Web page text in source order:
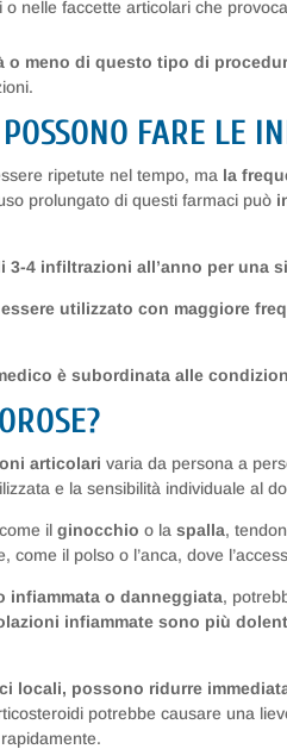
o nelle faccette articolari che
o meno di questo tipo di
FARE LE
ripetute nel tempo, ma la
prolungato di questi farmaci può
3-4 infiltrazioni all’anno per una
utilizzato con maggiore
è subordinata alle
articolari varia da persona a
e la sensibilità individuale al
ilginocchio o laspalla,
come il polso o l’anca, dove
infiammata o danneggiata,
infiammate sono più
locali, possono ridurre
potrebbe causare una